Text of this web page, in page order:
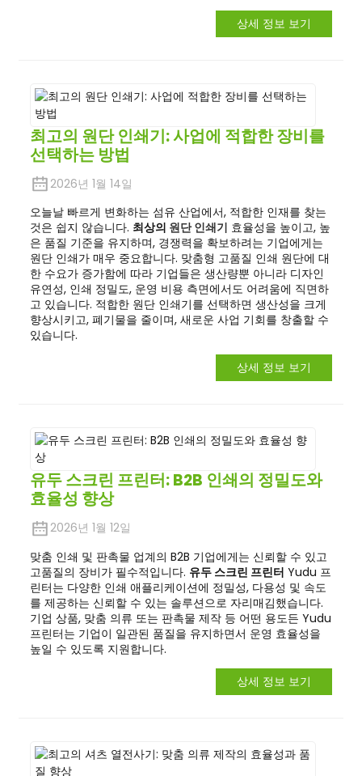
상세 정보 보기
최고의 원단 인쇄기: 사업에 적합한 장비를
선택하는 방법
2026년 1월 14일
오늘날 빠르게 변화하는 섬유 산업에서, 적합한 인재를 찾는
것은 쉽지 않습니다. 최상의 원단 인쇄기 효율성을 높이고, 높
은 품질 기준을 유지하며, 경쟁력을 확보하려는 기업에게는
원단 인쇄가 매우 중요합니다. 맞춤형 고품질 인쇄 원단에 대
한 수요가 증가함에 따라 기업들은 생산량뿐 아니라 디자인
유연성, 인쇄 정밀도, 운영 비용 측면에서도 어려움에 직면하
고 있습니다. 적합한 원단 인쇄기를 선택하면 생산성을 크게
향상시키고, 폐기물을 줄이며, 새로운 사업 기회를 창출할 수
있습니다.
상세 정보 보기
유두 스크린 프린터: B2B 인쇄의 정밀도와
효율성 향상
2026년 1월 12일
맞춤 인쇄 및 판촉물 업계의 B2B 기업에게는 신뢰할 수 있고
고품질의 장비가 필수적입니다. 유두 스크린 프린터 Yudu 프
린터는 다양한 인쇄 애플리케이션에 정밀성, 다용성 및 속도
를 제공하는 신뢰할 수 있는 솔루션으로 자리매김했습니다.
기업 상품, 맞춤 의류 또는 판촉물 제작 등 어떤 용도든 Yudu
프린터는 기업이 일관된 품질을 유지하면서 운영 효율성을
높일 수 있도록 지원합니다.
상세 정보 보기